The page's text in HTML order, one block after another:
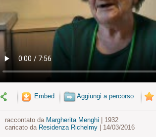
Embed Aggiungi a percorso
raccontato da Margherita Menghi | 1932
caricato da Residenza Richelmy| 14/03/2016